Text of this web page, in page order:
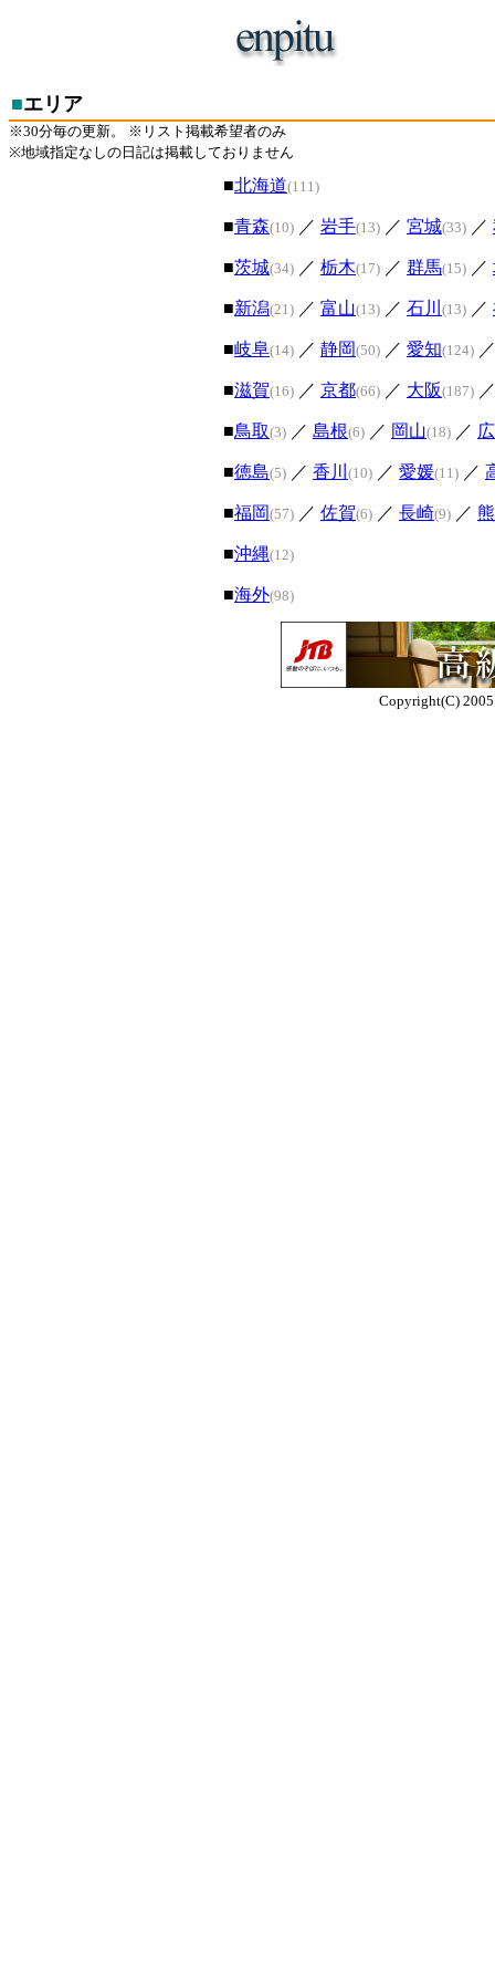
■エリア
※30分毎の更新。 ※リスト掲載希望者のみ
※地域指定なしの日記は掲載しておりません
■北海道(111)
■青森(10) ／ 岩手(13) ／ 宮城(33) ／
■茨城(34) ／ 栃木(17) ／ 群馬(15) ／
■新潟(21) ／ 富山(13) ／ 石川 (13) ／
■岐阜(14) ／ 静岡(50) ／ 愛知(124)
■滋賀(16) ／ 京都(66) ／ 大阪(187)
■鳥取(3) ／ 島根(6) ／ 岡山(18) ／
■徳島(5) ／ 香川 (10) ／ 愛媛(11) ／
■福岡(57) ／ 佐賀(6) ／ 長崎(9) ／
■沖縄(12)
■海外(98)
Copyright(C)